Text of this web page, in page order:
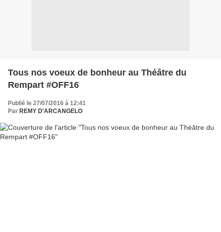
Tous nos voeux de bonheur au Théâtre du
Rempart #OFF16
Publié le 27/07/2016 à 12:41
Par REMY D'ARCANGELO